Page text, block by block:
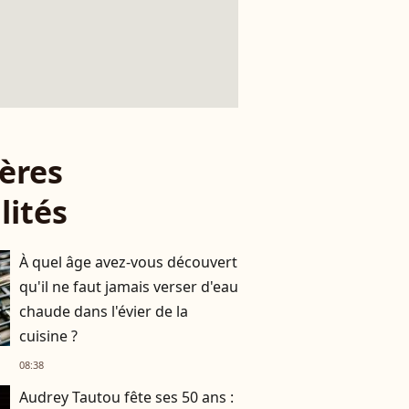
À quel âge avez-vous découvert
qu'il ne faut jamais verser d'eau
chaude dans l'évier de la
cuisine ?
08:38
Audrey Tautou fête ses 50 ans :